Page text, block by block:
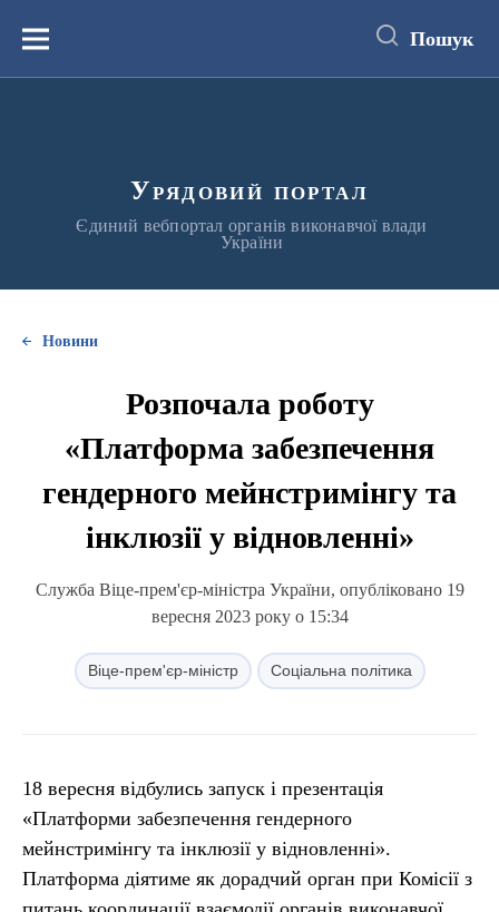
вмістуМеню Пошук
Урядовий портал
Єдиний вебпортал органів виконавчої влади
України
Новини
Розпочала роботу
«Платформа забезпечення
гендерного мейнстримінгу та
інклюзії у відновленні»
Служба Віце-прем'єр-міністра України, опубліковано 19
вересня 2023 року о 15:34
Віце-прем'єр-міністр Соціальна політика
18 вересня відбулись запуск і презентація
«Платформи забезпечення гендерного
мейнстримінгу та інклюзії у відновленні».
Платформа діятиме як дорадчий орган при Комісії з